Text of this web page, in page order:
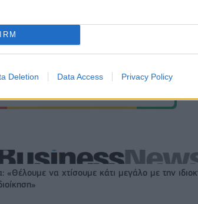
Deletion Data Access Privacy Policy
«Θέλουμε να χτίσουμε κάτι μεγάλο με την